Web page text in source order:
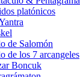
platónicos
de Salomón
de los 7 arcangeles
Boncuk